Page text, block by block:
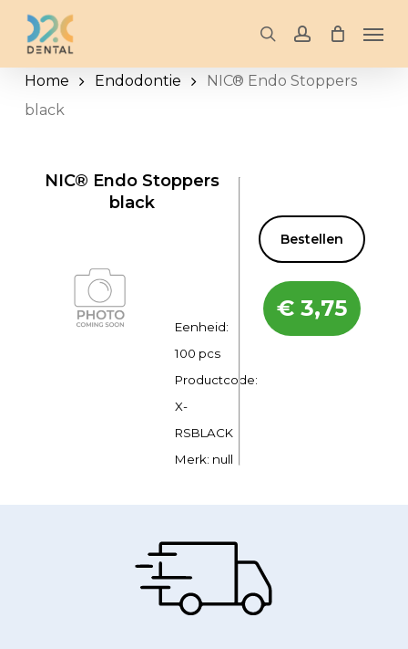
Skip
main
content
searchaccount
Home Endodontie
NIC® Endo Stoppers
black
NIC® Endo Stoppers
black
Eenheid:
100 pcs
Productcode:
X-
RSBLACK
Merk: null
Bestellen
€ 3,75